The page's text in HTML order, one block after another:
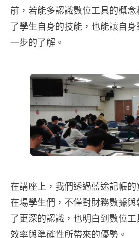
前，若能多認識數位工具的概
了學生自身的技能，也能讓自
一步的了解。
在講座上，我們透過藍途記帳
在場學生們，不僅對財務數據
了更深的認識，也明白到數位
效率與準確性所帶來的優勢。